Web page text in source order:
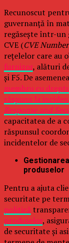
Recunoscut
guvernanță în
regăsește într-
CVE (CVE
rețelelor care au
furnizor, alături
și F5. De
membru cu
răspuns la
Response and
capacitatea de a
răspunsul
incidentelor de
produselor
Pentru a ajuta
securitate pe
politică
produselor,
de securitate și